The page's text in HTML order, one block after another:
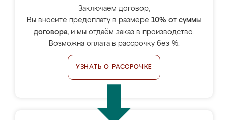
Заключаем договор,
Вы вносите предоплату в размере 10% от суммы
договора, и мы отдаём заказ в производство.
Возможна оплата в рассрочку без %.
УЗНАТЬ О РАССРОЧКЕ